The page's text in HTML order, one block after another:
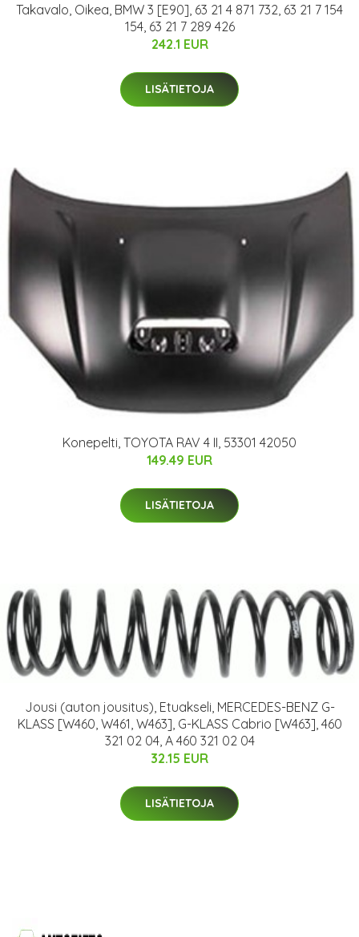
Takavalo, Oikea, BMW 3 [E90], 63 21 4 871 732, 63 21 7 154
154, 63 21 7 289 426
242.1 EUR
LISÄTIETOJA
Konepelti, TOYOTA RAV 4 II, 53301 42050
149.49 EUR
LISÄTIETOJA
Jousi (auton jousitus), Etuakseli, MERCEDES-BENZ G-
KLASS [W460, W461, W463], G-KLASS Cabrio [W463], 460
321 02 04, A 460 321 02 04
32.15 EUR
LISÄTIETOJA